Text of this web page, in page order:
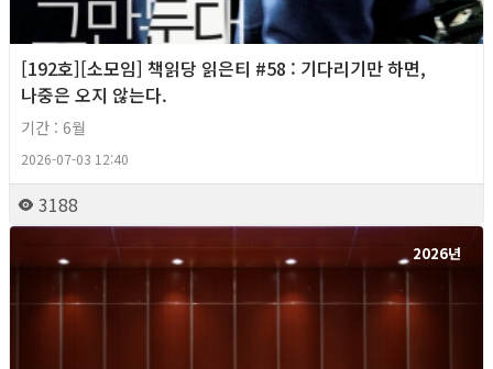
[192호][소모임] 책읽당 읽은티 #58 : 기다리기만 하면,
나중은 오지 않는다.
기간 : 6월
2026-07-03 12:40
3188
2026년